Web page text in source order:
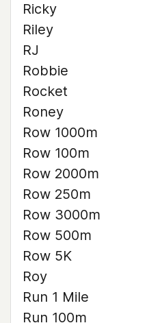
Ricky
Riley
RJ
Robbie
Rocket
Roney
Row 1000m
Row 100m
Row 2000m
Row 250m
Row 3000m
Row 500m
Row 5K
Roy
Run 1 Mile
Run 100m